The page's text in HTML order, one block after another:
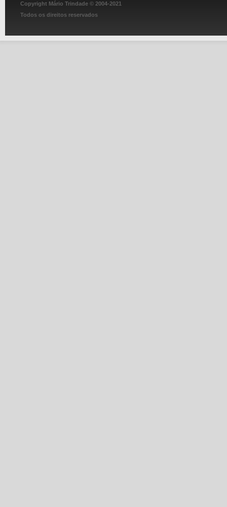
Copyright Mário Trindade © 2004-2021
Todos os direitos reservados